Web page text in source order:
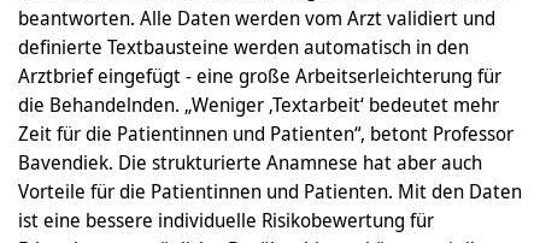
beantworten. Alle Daten werden vom Arzt validiert und
definierte Textbausteine werden automatisch in den
Arztbrief eingefügt - eine große Arbeitserleichterung für
die Behandelnden. „Weniger ‚Textarbeit‘ bedeutet mehr
Zeit für die Patientinnen und Patienten“, betont Professor
Bavendiek. Die strukturierte Anamnese hat aber auch
Vorteile für die Patientinnen und Patienten. Mit den Daten
ist eine bessere individuelle Risikobewertung für